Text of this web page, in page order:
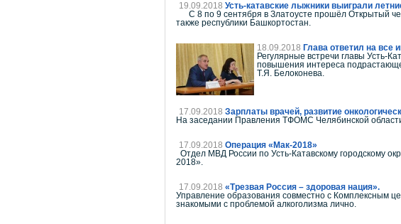
19.09.2018 Усть-катавские лыжники выиграли
С 8 по 9 сентября в Златоусте прошёл Открытый
также республики Башкортостан.
18.09.2018 Глава ответил на
Регулярные встречи главы Усть-
повышения интереса
Т.Я. Белоконева.
17.09.2018 Зарплаты врачей, развитие
На заседании Правления ТФОМС Челябинской
17.09.2018 Операция «Мак-2018»
Отдел МВД России по Усть-Катавскому городскому
2018».
17.09.2018 «Трезвая Россия – здоровая нация».
Управление образования совместно с Комплексным
знакомыми с проблемой алкоголизма лично.